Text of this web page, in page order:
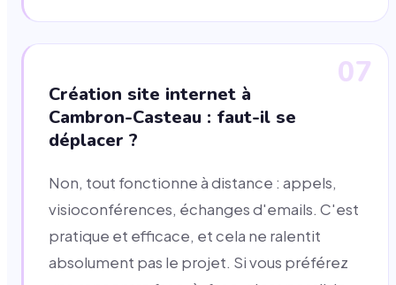
07
Création site internet à
Cambron-Casteau : faut-il se
déplacer ?
Non, tout fonctionne à distance : appels,
visioconférences, échanges d'emails. C'est
pratique et efficace, et cela ne ralentit
absolument pas le projet. Si vous préférez